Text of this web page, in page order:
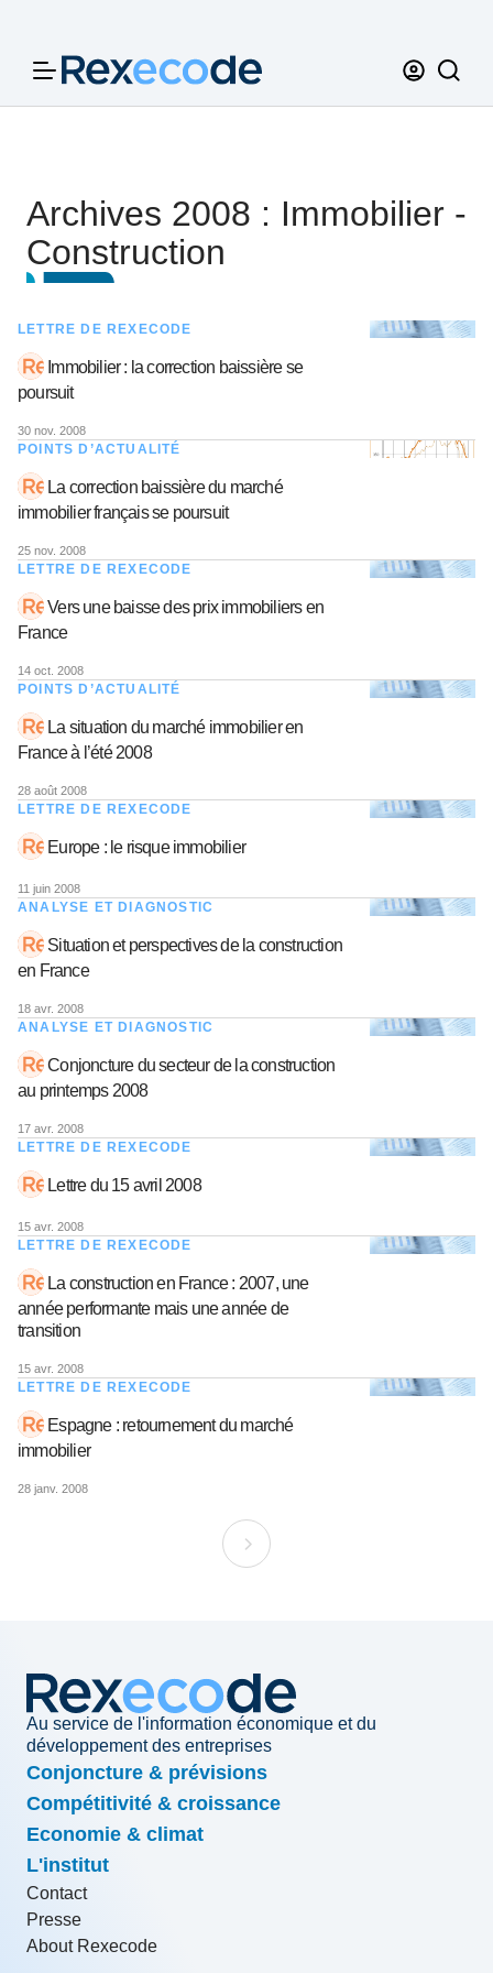
Archives 2008 : Immobilier -
Construction
LETTRE DE REXECODE
Immobilier : la correction baissière se
poursuit
30 nov. 2008
POINTS D’ACTUALITÉ
La correction baissière du marché
immobilier français se poursuit
25 nov. 2008
LETTRE DE REXECODE
Vers une baisse des prix immobiliers en
France
14 oct. 2008
POINTS D’ACTUALITÉ
La situation du marché immobilier en
France à l’été 2008
28 août 2008
LETTRE DE REXECODE
Europe : le risque immobilier
11 juin 2008
ANALYSE ET DIAGNOSTIC
Situation et perspectives de la construction
en France
18 avr. 2008
ANALYSE ET DIAGNOSTIC
Conjoncture du secteur de la construction
au printemps 2008
17 avr. 2008
LETTRE DE REXECODE
Lettre du 15 avril 2008
15 avr. 2008
LETTRE DE REXECODE
La construction en France : 2007, une
année performante mais une année de
transition
15 avr. 2008
LETTRE DE REXECODE
Espagne : retournement du marché
immobilier
28 janv. 2008
Au service de l'information économique et du
développement des entreprises
Conjoncture & prévisions
Compétitivité & croissance
Economie & climat
L'institut
Contact
Presse
About Rexecode